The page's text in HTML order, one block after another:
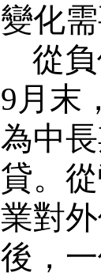
變化
從
9月末
為中
貸。
業對
後，